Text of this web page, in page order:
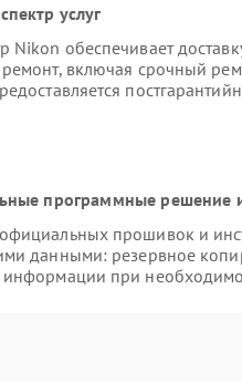
услуг
Nikon обеспечивает
включая срочный
программные решение
прошивок и
данными: резервное
информации при